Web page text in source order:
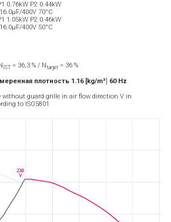
0.76kW P2 0.44kW
400V 70°C
1.05kW P2 0.46kW
400V 50°C
IST = 36,3 % / Ntarget = 36 %
плотность 1.16 [kg/m³ 60 Hz
without guard grille in air flow direction V in
to ISO5801